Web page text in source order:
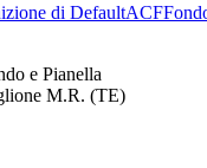
di DefaultACF
e Pianella
M.R. (TE)